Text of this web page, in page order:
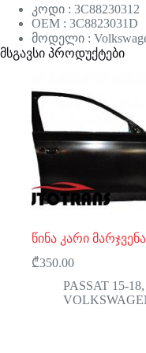
კოდი : 3C88230312
OEM : 3C8823031D
მოდელი :
მსგავსი პროდუქტები
წინა კარი მარჯვენა
₾350.00
PASSAT 15-18,